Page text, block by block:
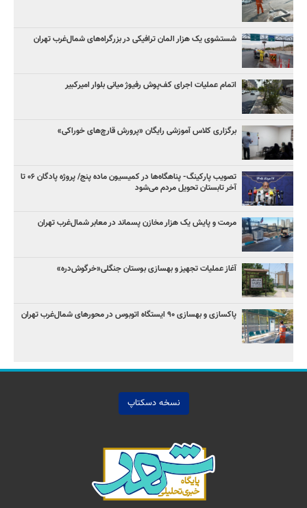
شستشوی یک هزار المان‌ ترافیکی در بزرگراه‌های شمال‌غرب تهران
اتمام عملیات اجرای کف‌پوش رفیوژ میانی بلوار امیرکبیر
برگزاری کلاس آموزشی رایگان «پرورش قارچ‌های خوراکی»
تصویب پارکینگ- پناهگاه‌ها در کمیسیون ماده پنج/ پروژه پادگان ۰۶ تا
آخر تابستان تحویل مردم می‌شود
مرمت و پایش یک هزار مخازن پسماند در معابر شمال‌غرب تهران
آغاز عملیات تجهیز و بهسازی بوستان جنگلی«خرگوش‌دره»
پاکسازی و بهسازی ۹۰ ایستگاه اتوبوس در محورهای شمال‌غرب تهران
نسخه دسکتاپ